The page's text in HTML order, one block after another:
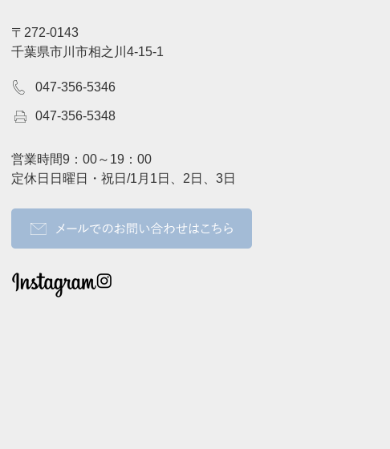
〒272-0143
千葉県市川市相之川4-15-1
047-356-5346
047-356-5348
営業時間9：00～19：00
定休日 日曜日・祝日/1月1日、2日、3日